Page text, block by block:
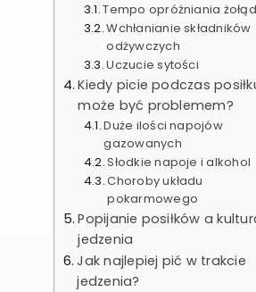
Tempo opróżniania
Wchłanianie składników
odżywczych
Uczucie sytości
Kiedy picie podczas
może być problemem?
Duże ilości napojów
gazowanych
Słodkie napoje i alkohol
Choroby układu
pokarmowego
Popijanie posiłków a
jedzenia
Jak najlepiej pić w trakcie
jedzenia?